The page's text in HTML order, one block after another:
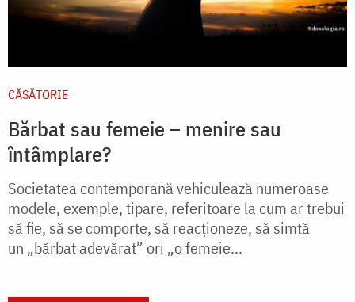
CĂSĂTORIE
Bărbat sau femeie – menire sau
întâmplare?
Societatea contemporană vehiculează numeroase
modele, exemple, tipare, referitoare la cum ar trebui
să fie, să se comporte, să reacţioneze, să simtă
un „bărbat adevărat” ori „o femeie...